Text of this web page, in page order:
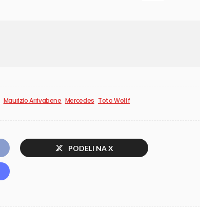
Maurizio Arrivabene Mercedes Toto Wolff
PODELI NA X